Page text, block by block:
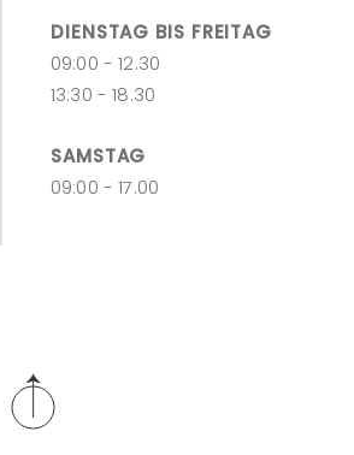
DIENSTAG BIS FREITAG
09:00 - 12.30
13:30 - 18.30
SAMSTAG
09:00 - 17.00